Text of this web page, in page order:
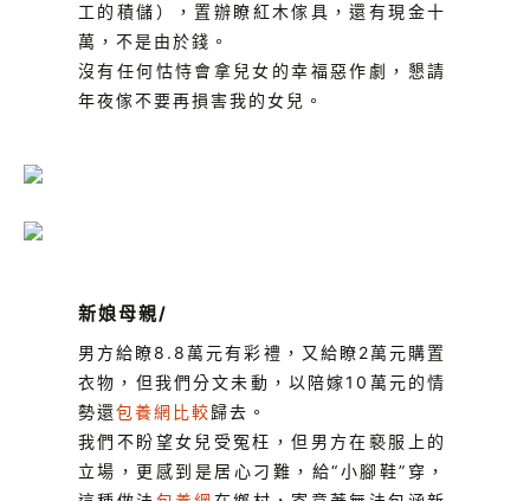
工的積儲）， 置辦瞭紅木傢具，還有現金十
萬， 不是由於錢。
沒有任何怙恃會拿兒女的幸福惡作劇，懇請
年夜傢不要再損害我的女兒。
新娘母親/
男方給瞭8.8萬元有彩禮，又給瞭2萬元購置
衣物，但我們分文未動，以陪嫁10萬元的情
勢還包養網比較歸去。
我們不盼望女兒受冤枉，但男方在褻服上的
立場，更感到是居心刁難，給“小腳鞋”穿 ，